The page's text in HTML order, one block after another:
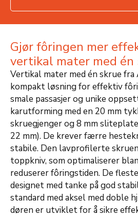
Gjør fôringen mer
vertikal mater med én
Vertikal mater med én skrue fra
kompakt løsning for effektiv
smale passasjer og unike
karutforming med en 20 mm
skruegjenger og 8 mm
22 mm). De krever færre
stabile. Den lavprofilerte
toppkniv, som optimaliserer
reduserer fôringstiden. De
designet med tanke på god
standard med aksel med doble
døren er utviklet for å sikre